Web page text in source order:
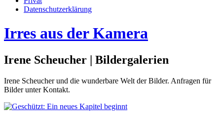
Datenschutzerklärung
Irres aus der Kamera
Irene Scheucher | Bildergalerien
Irene Scheucher und die wunderbare Welt der Bilder. Anfragen für
Bilder unter Kontakt.